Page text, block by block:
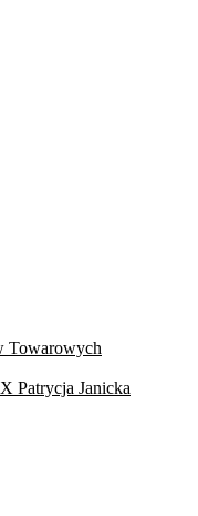
Towarowych
Patrycja Janicka